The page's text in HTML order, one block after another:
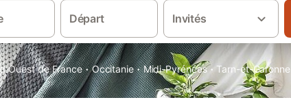
Départ Invités
Ouest de France · Occitanie · Midi-Pyrénées · Tarn-et-Garonne